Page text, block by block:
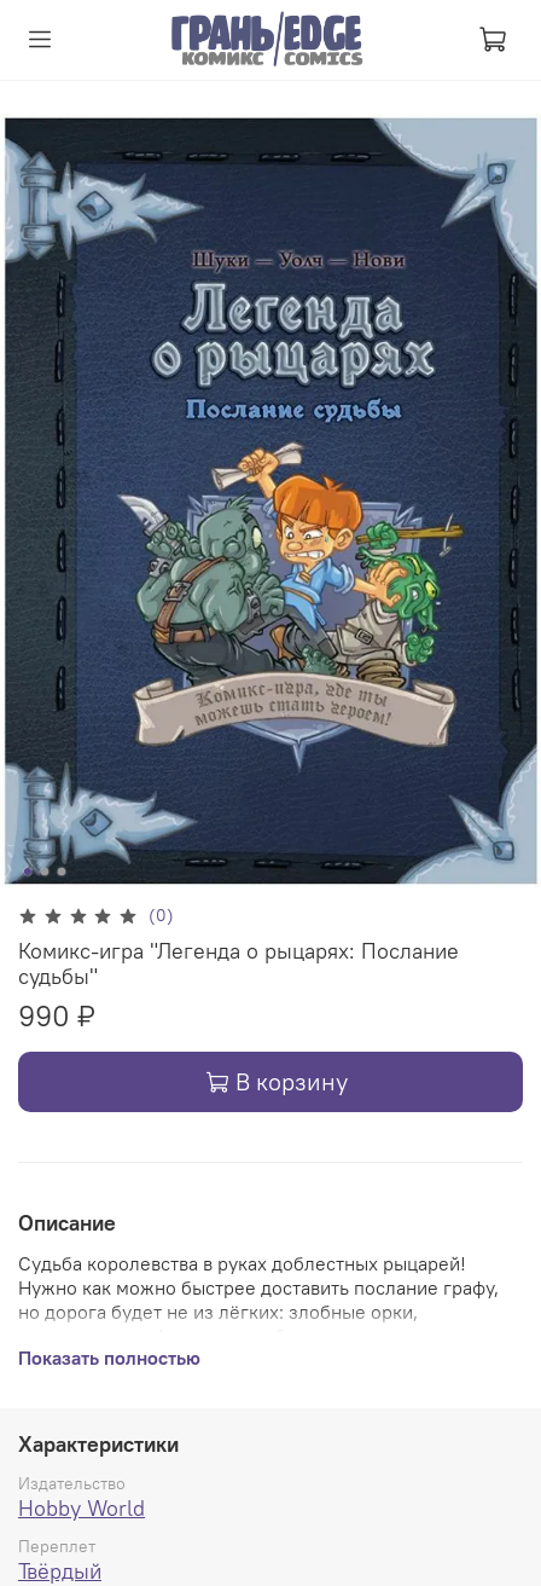
(0)
Комикс-игра "Легенда о рыцарях: Послание
судьбы"
990 ₽
В корзину
Описание
Судьба королевства в руках доблестных рыцарей!
Нужно как можно быстрее доставить послание графу,
но дорога будет не из лёгких: злобные орки,
головоломки так и норовят сбить с пути!
Исследуйте мир со множеством разнообразных
локаций и персонажей
Решайте головоломки, ищите магические
предметы и карты заклинаний
Сражайтесь с магами, рыцарями, чудовищами или
убегайте
Показать полностью
Характеристики
Издательство
Hobby World
Переплет
Твёрдый